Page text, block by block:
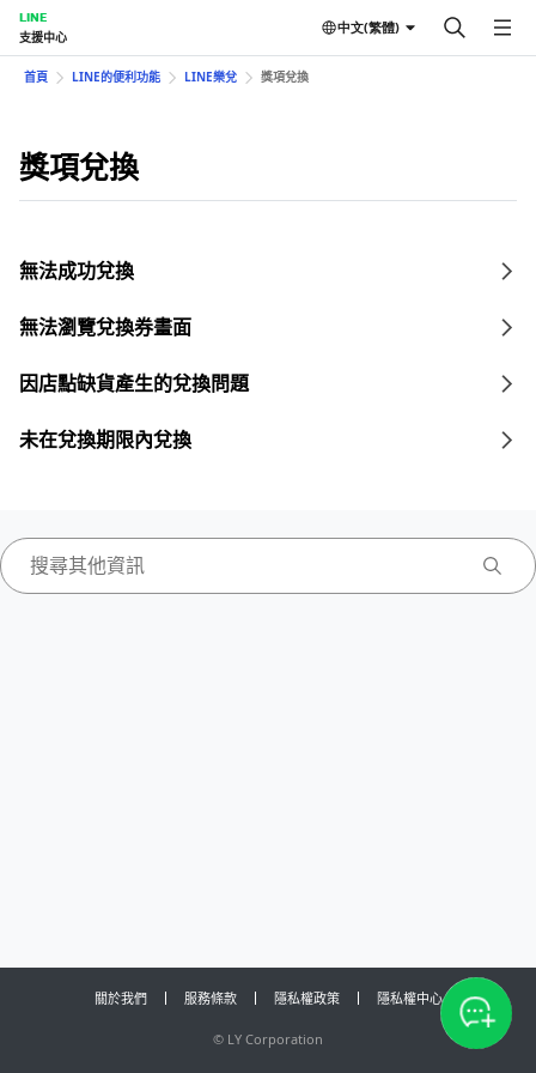
LINE
支援中心
中文(繁體)
首頁 LINE的便利功能 LINE樂兌 獎項兌換
獎項兌換
無法成功兌換
無法瀏覽兌換券畫面
因店點缺貨產生的兌換問題
未在兌換期限內兌換
關於我們 服務條款 隱私權政策 隱私權中心
© LY Corporation